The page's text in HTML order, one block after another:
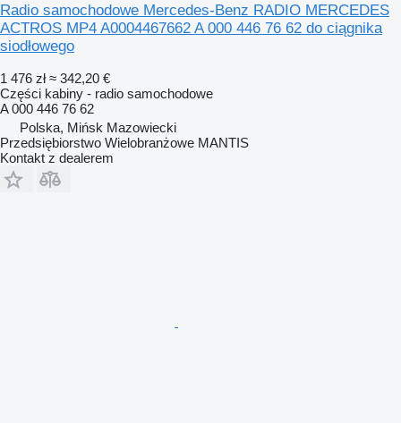
Radio samochodowe Mercedes-Benz RADIO MERCEDES
ACTROS MP4 A0004467662 A 000 446 76 62 do ciągnika
siodłowego
1 476 zł ≈ 342,20 €
Części kabiny - radio samochodowe
A 000 446 76 62
Polska, Mińsk Mazowiecki
Przedsiębiorstwo Wielobranżowe MANTIS
Kontakt z dealerem